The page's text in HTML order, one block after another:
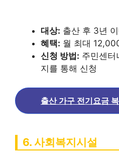
대상: 출산 후 3년
혜택: 월 최대
신청 방법: 주민센터
지를 통해 신청
출산 가구 전기요금
6. 사회복지시설